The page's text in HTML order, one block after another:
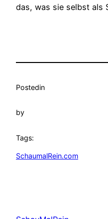
das, was sie selbst als
Postedin
by
Tags:
SchaumalRein.com